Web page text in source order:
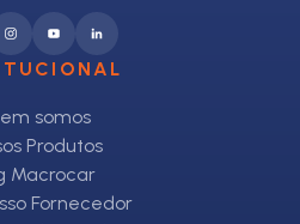
somos
Produtos
Macrocar
Fornecedor